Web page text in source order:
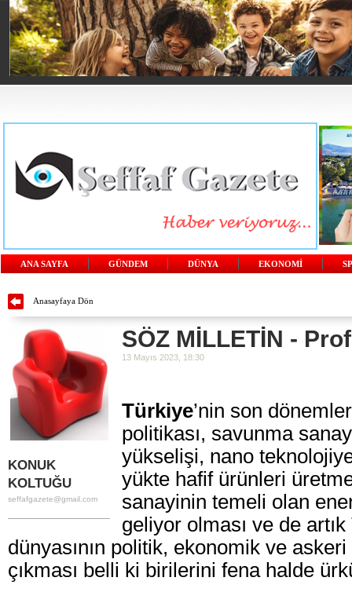
ANA SAYFA GÜNDEM DÜNYA EKONOMİ
Anasayfaya Dön
KONUK
KOLTUĞU
seffafgazete@gmail.com
SÖZ MİLLETİN -
13 Mayıs 2023, 18:30
Türkiye’nin son
politikası, savunma
yükselişi, nano
yükte hafif ürünleri
sanayinin temeli olan
geliyor olması ve de artık
dünyasının politik, ekonomik ve
çıkması belli ki birilerini fena halde